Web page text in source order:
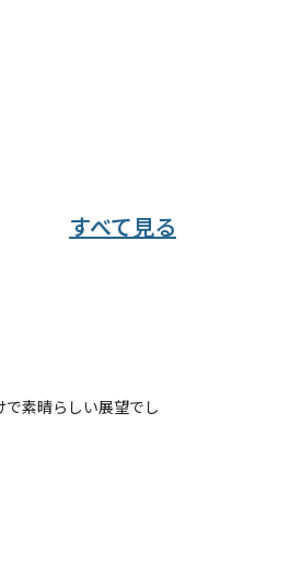
すべて見る
素晴らしい展望でし